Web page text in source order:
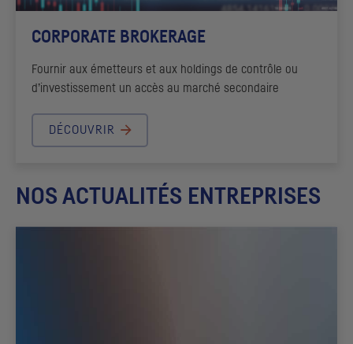
CORPORATE BROKERAGE
Fournir aux émetteurs et aux holdings de contrôle ou
d’investissement un accès au marché secondaire
DÉCOUVRIR
NOS ACTUALITÉS ENTREPRISES